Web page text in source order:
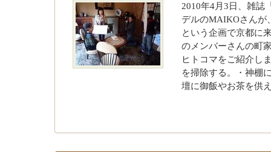
2010年4月3日、雑誌
デルのMAIKOさんが
という企画で京都に
のメンバーさんの町
ヒトコマをご紹介し
を掃除する。・神棚
壇に御飯やお茶を供